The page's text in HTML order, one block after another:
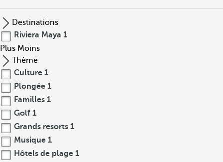
Destinations
Riviera Maya 1
Plus Moins
Thème
Culture 1
Plongée 1
Familles 1
Golf 1
Grands resorts 1
Musique 1
Hôtels de plage 1